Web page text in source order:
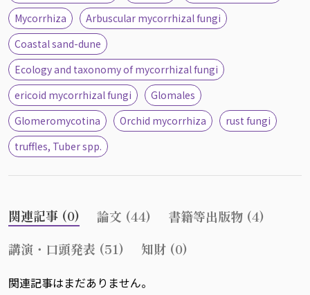
Mycorrhiza
Arbuscular mycorrhizal fungi
Coastal sand-dune
Ecology and taxonomy of mycorrhizal fungi
ericoid mycorrhizal fungi
Glomales
Glomeromycotina
Orchid mycorrhiza
rust fungi
truffles, Tuber spp.
関連記事 (0) 論文 (44)
書籍等出版物 (4)
講演・口頭発表 (51)
知財 (0)
関連記事はまだありません。